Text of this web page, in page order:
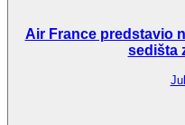
Air France predstavio
sedišta